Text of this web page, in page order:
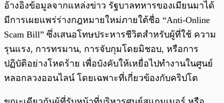
อ้างอิงข้อมูลจากแหล่งข่าว รัฐบาลทหารของเมียนมาได้
มีการเผยแพร่ร่างกฎหมายใหม่ภายใต้ชื่อ “Anti-Online
Scam Bill” ซึ่งเสนอโทษประหารชีวิตสำหรับผู้ที่ใช้ ความ
รุนแรง, การทรมาน, การจับกุมโดยมิชอบ, หรือการ
ปฏิบัติอย่างโหดร้าย เพื่อบังคับให้เหยื่อไปทำงานในศูนย์
หลอกลวงออนไลน์ โดยเฉพาะที่เกี่ยวข้องกับคริปโต